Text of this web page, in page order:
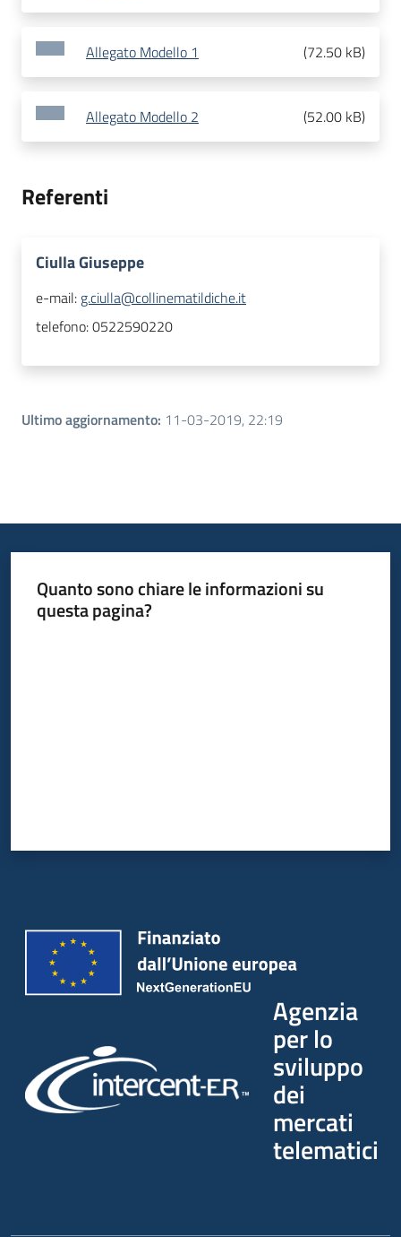
Allegato Modello 1 (72.50 kB)
Allegato Modello 2 (52.00 kB)
Referenti
Ciulla Giuseppe
e-mail: g.ciulla@collinematildiche.it
telefono:0522590220
Ultimo aggiornamento: 11-03-2019, 22:19
Quanto sono chiare le informazioni su
questa pagina?
Agenzia
per lo
sviluppo
dei
mercati
telematici